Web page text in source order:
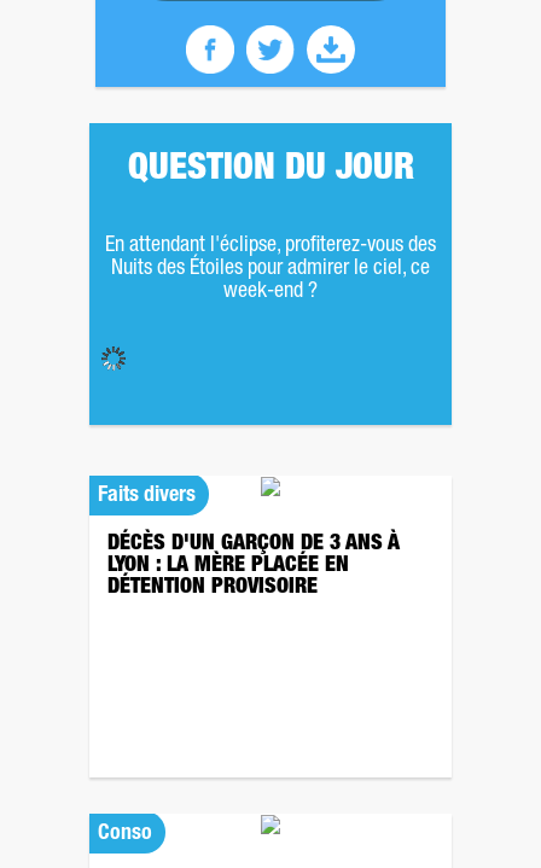
QUESTION DU JOUR
En attendant l'éclipse, profiterez-vous des
Nuits des Étoiles pour admirer le ciel, ce
week-end ?
Faits divers
DÉCÈS D'UN GARÇON DE 3 ANS À
LYON : LA MÈRE PLACÉE EN
DÉTENTION PROVISOIRE
Conso